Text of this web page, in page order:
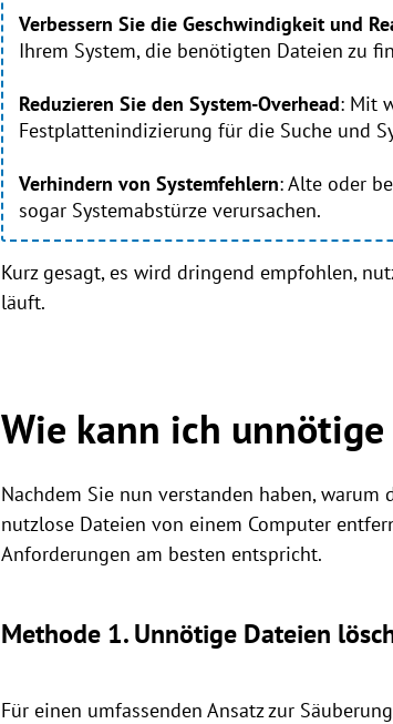
Verbessern Sie die Geschwindigkeit und
Ihrem System, die benötigten Dateien zu
Reduzieren Sie den System-Overhead: Mit
Festplattenindizierung für die Suche und
Verhindern von Systemfehlern: Alte oder
sogar Systemabstürze verursachen.
Kurz gesagt, es wird dringend empfohlen,
läuft.
Wie kann ich unnötige
Nachdem Sie nun verstanden haben,
nutzlose Dateien von einem Computer
Anforderungen am besten entspricht.
Methode 1. Unnötige Dateien
Für einen umfassenden Ansatz zur